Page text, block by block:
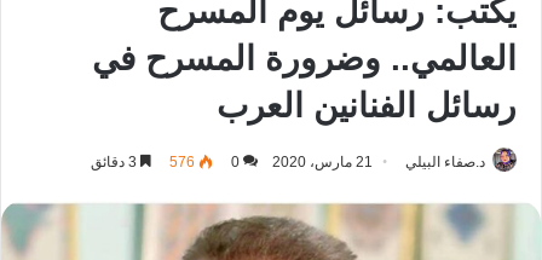
يكتب: رسائل يوم المسرح
العالمي.. وضرورة المسرح في
رسائل الفنانين العرب
د.صفاء البيلي 21 مارس، 2020 0
576